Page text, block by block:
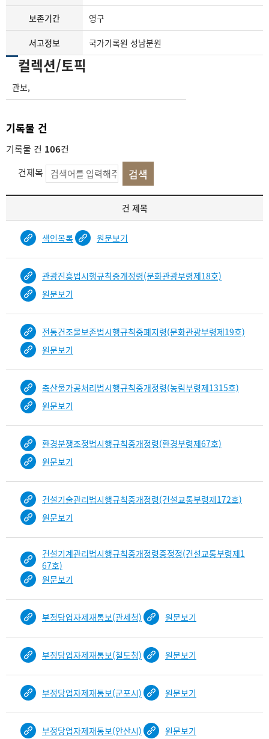
보존기간 영구
서고정보 국가기록원 성남분원
컬렉션/토픽
관보,
기록물 건
기록물 건 106건
건제목
목
목
주
니
a
부
개
건 제목
색인목록 원문보기
관광진흥법시행규칙중개정령(문화관광부령제18호)
원문보기
전통건조물보존법시행규칙중폐지령(문화관광부령제19호)
원문보기
축산물가공처리법시행규칙중개정령(농림부령제1315호)
원문보기
환경분쟁조정법시행규칙중개정령(환경부령제67호)
원문보기
건설기술관리법시행규칙중개정령(건설교통부령제172호)
원문보기
건설기계관리법시행규칙중개정령중정정(건설교통부령제1
67호)
원문보기
부정당업자제재통보(관세청) 원문보기
부정당업자제재통보(철도청) 원문보기
부정당업자제재통보(군포시) 원문보기
부정당업자제재통보(안산시) 원문보기